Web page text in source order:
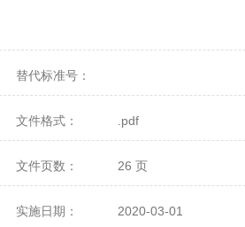
替代标准号：
文件格式： .pdf
文件页数： 26 页
实施日期： 2020-03-01